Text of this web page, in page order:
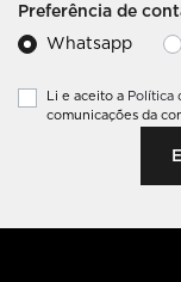
Preferência de
Whatsapp
Li e aceito a Política
comunicações da